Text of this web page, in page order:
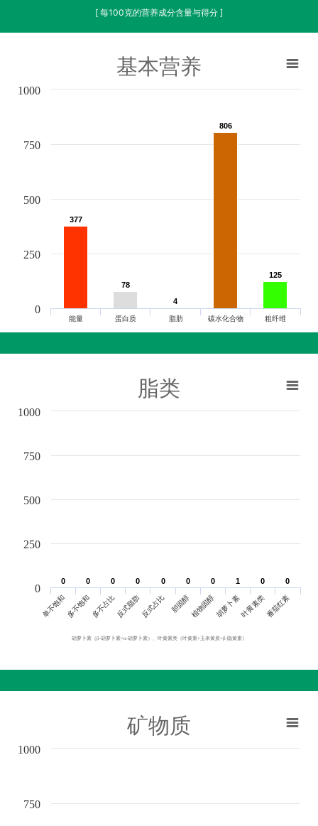
[ 每100克的营养成分含量与得分 ]
基本营养
377
377
78
78
4
4
806
806
125
125
能量 蛋白质 脂肪 碳水化合物 粗纤维
0
250
500
750
1000
脂类
胡萝卜素（β-胡萝卜素+α-胡萝卜素）、叶黄素类（叶黄素+玉米黄质+β-隐黄素）
0
0 0
0 0
0 0
0 0
0 0
0 0
0 1
1 0
0 0
0
单不饱和多不饱和多不占比反式脂肪反式占比 胆固醇植物固醇胡萝卜素叶黄素类番茄红素
0
250
500
750
1000
矿物质
750
1000